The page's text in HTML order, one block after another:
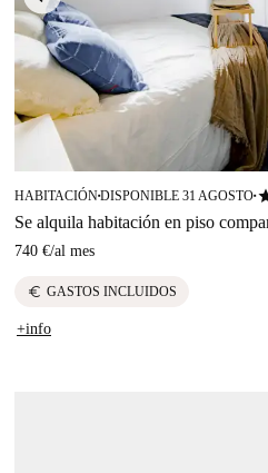
HABITACIÓN■DISPONIBLE 31 AGOSTO■
Se alquila habitación en piso
740 €/al mes
euro GASTOS INCLUIDOS
+info